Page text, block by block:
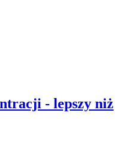
- lepszy niż